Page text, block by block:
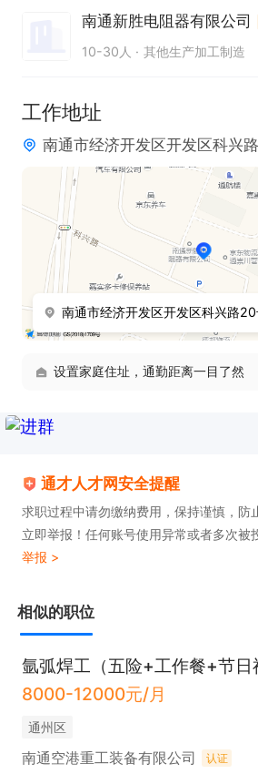
只需两步，轻松找工作：1、先点
电话。联系时请说在【通才人才网
南通新胜电阻器有限公司
10-30人 其他生产加工制造
工作地址
南通市经济开发区开发区科兴
南通市经济开发区开发区科兴路
设置家庭住址，通勤距离一目了然
通才人才网安全提醒
求职过程中请勿缴纳费用，保持谨慎，防
立即举报！任何账号使用异常或者多次被
举报 >
相似的职位
氩弧焊工（五险+工作餐+节日
8000-12000元/月
通州区
南通空港重工装备有限公司 认证